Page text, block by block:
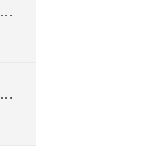
铜渣压饼机生产厂家推荐：为什么恩派特成为众多企业的信赖？
铁渣压饼机生产厂家推荐：为什么恩派特成为众多企业的优选？